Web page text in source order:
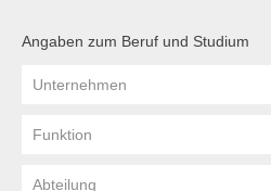
Angaben zum Beruf und Studium
Unternehmen
Funktion
Abteilung